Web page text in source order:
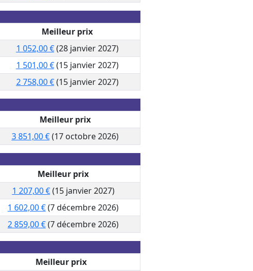
Meilleur prix
1 052,00 €(28 janvier 2027)
1 501,00 €(15 janvier 2027)
2 758,00 €(15 janvier 2027)
Meilleur prix
3 851,00 €(17 octobre 2026)
Meilleur prix
1 207,00 €(15 janvier 2027)
1 602,00 €(7 décembre 2026)
2 859,00 €(7 décembre 2026)
Meilleur prix